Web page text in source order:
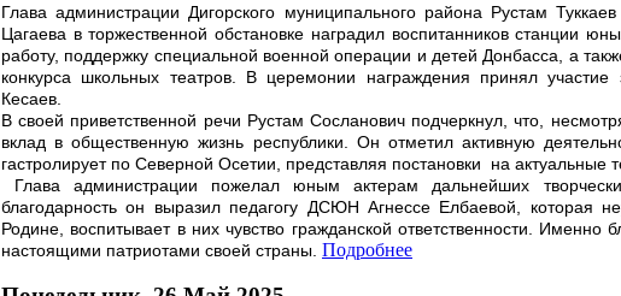
Глава администрации Дигорского муниципального района Рустам
Цагаева в торжественной обстановке наградил воспитанников станции
работу, поддержку специальной военной операции и детей Донбасса, а
конкурса школьных театров. В церемонии награждения принял
Кесаев.
В своей приветственной речи Рустам Сосланович подчеркнул, что,
вклад в общественную жизнь республики. Он отметил активную
гастролирует по Северной Осетии, представляя постановки на актуальные
Глава администрации пожелал юным актерам дальнейших
благодарность он выразил педагогу ДСЮН Агнессе Елбаевой, которая
Родине, воспитывает в них чувство гражданской ответственности. Именно
настоящими патриотами своей страны. Подробнее